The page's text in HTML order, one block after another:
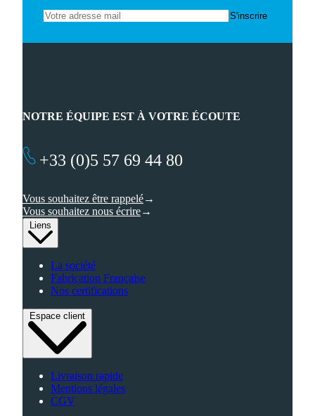
Liens
La société
Fabrication Française
Nos certifications
Espace client
Livraison rapide
Mentions légales
CGV
NOTRE ÉQUIPE EST À VOTRE ÉCOUTE
+33 (0)5 57 69 44 80
Vous souhaitez être rappelé
Vous souhaitez nous écrire